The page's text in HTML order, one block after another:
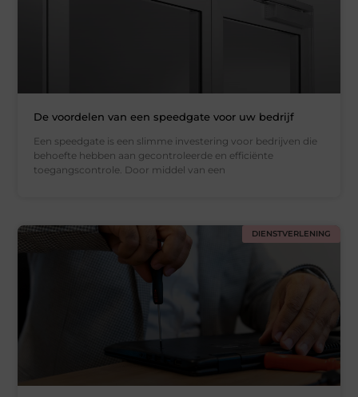
De voordelen van een speedgate voor uw bedrijf
Een speedgate is een slimme investering voor bedrijven die
behoefte hebben aan gecontroleerde en efficiënte
toegangscontrole. Door middel van een
DIENSTVERLENING